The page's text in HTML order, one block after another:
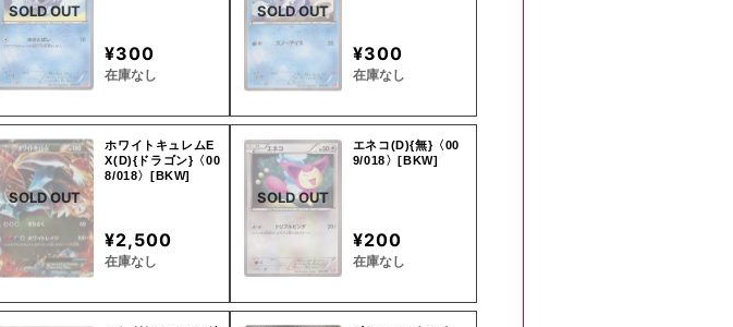
SOLD OUT
¥300
在庫なし
SOLD OUT
¥300
在庫なし
SOLD OUT
ホワイトキュレムE
X(D){ドラゴン}〈00
8/018〉[BKW]
¥2,500
在庫なし
SOLD OUT
エネコ(D){無}〈00
9/018〉[BKW]
¥200
在庫なし